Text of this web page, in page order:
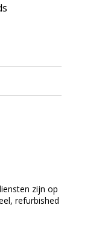
zijn op
refurbished